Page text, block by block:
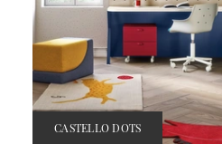
CASTELLO DOTS